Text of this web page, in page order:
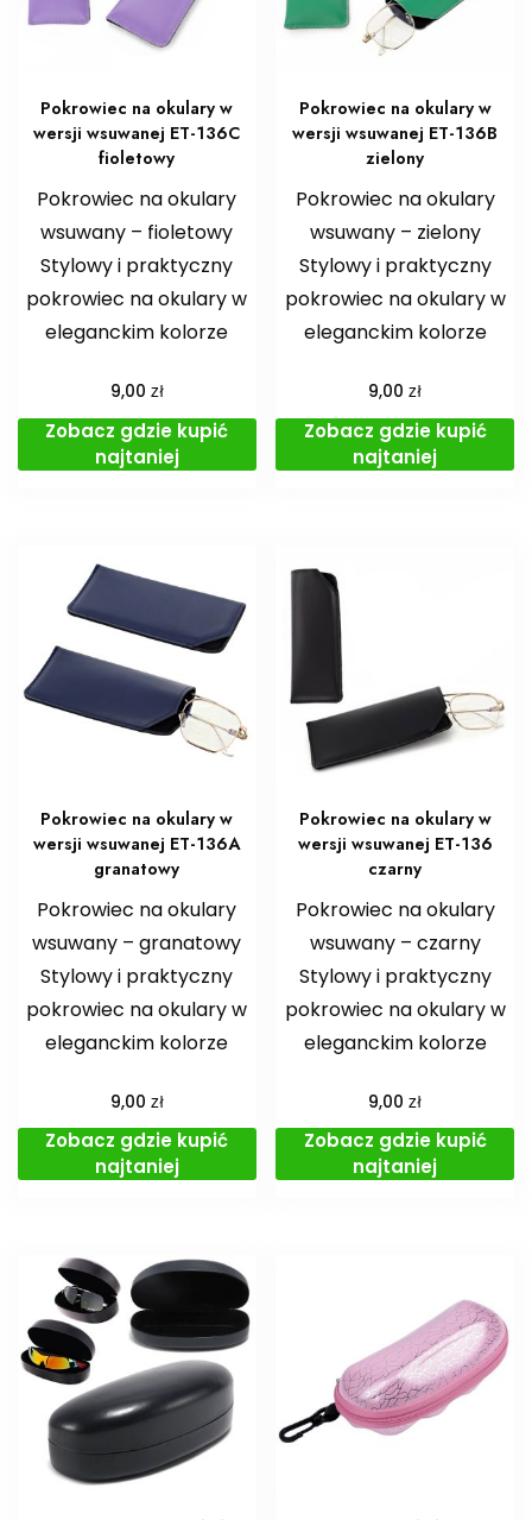
Pokrowiec na okulary w
wersji wsuwanej ET-136C
fioletowy
Pokrowiec na okulary
wsuwany – fioletowy
Stylowy i praktyczny
pokrowiec na okulary w
eleganckim kolorze
9,00 zł
Zobacz gdzie kupić
najtaniej
Pokrowiec na okulary w
wersji wsuwanej ET-136B
zielony
Pokrowiec na okulary
wsuwany – zielony
Stylowy i praktyczny
pokrowiec na okulary w
eleganckim kolorze
9,00zł
Zobacz gdzie kupić
najtaniej
Pokrowiec na okulary w
wersji wsuwanej ET-136A
granatowy
Pokrowiec na okulary
wsuwany – granatowy
Stylowy i praktyczny
pokrowiec na okulary w
eleganckim kolorze
9,00 zł
Zobacz gdzie kupić
najtaniej
Pokrowiec na okulary w
wersji wsuwanej ET-136
czarny
Pokrowiec na okulary
wsuwany – czarny
Stylowy i praktyczny
pokrowiec na okulary w
eleganckim kolorze
9,00zł
Zobacz gdzie kupić
najtaniej